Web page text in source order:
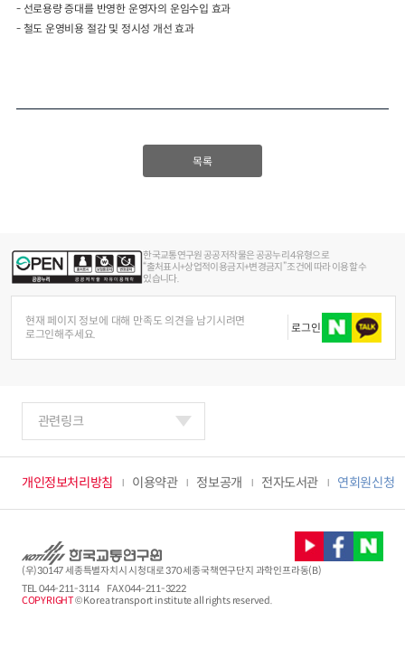
- 선로용량 증대를 반영한 운영자의 운임수입 효과
- 철도 운영비용 절감 및 정시성 개선 효과
목록
한국교통연구원 공공저작물은 공공누리 4유형으로
“출처표시+상업적이용금지+변경금지” 조건에 따라 이용할 수
있습니다.
현재 페이지 정보에 대해 만족도 의견을 남기시려면
로그인해주세요.
로그인
개인정보처리방침 이용약관 정보공개 전자도서관 연회원신청
관련링크
(우)30147 세종특별자치시 시청대로 370 세종국책연구단지 과학인프라동(B)
TEL044-211-3114
FAX 044-211-3222
COPYRIGHT© Korea transport institute all rights reserved.